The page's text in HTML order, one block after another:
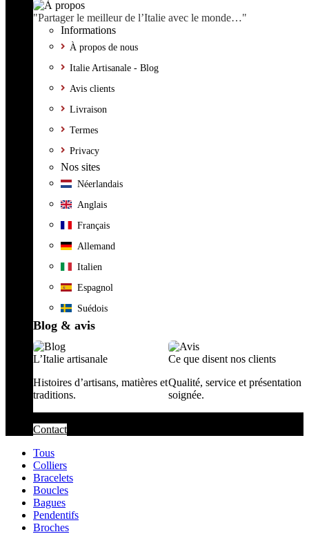
"Partager le meilleur de l’Italie avec le monde…"
Informations
À propos de nous
Italie Artisanale - Blog
Avis clients
Livraison
Termes
Privacy
Nos sites
Néerlandais
Anglais
Français
Allemand
Italien
Espagnol
Suédois
Blog & avis
L’Italie artisanale
Histoires d’artisans, matières et
traditions.
Ce que disent nos clients
Qualité, service et présentation
soignée.
Contact
Tous
Colliers
Bracelets
Boucles
Bagues
Pendentifs
Broches